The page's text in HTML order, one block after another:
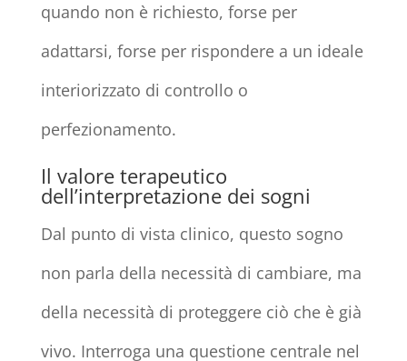
quando non è richiesto, forse per
adattarsi, forse per rispondere a un ideale
interiorizzato di controllo o
perfezionamento.
Il valore terapeutico
dell’interpretazione dei sogni
Dal punto di vista clinico, questo sogno
non parla della necessità di cambiare, ma
della necessità di proteggere ciò che è già
vivo. Interroga una questione centrale nel